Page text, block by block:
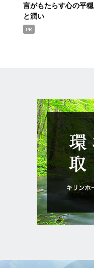
言がもたらす心の平穏
と潤い
PR